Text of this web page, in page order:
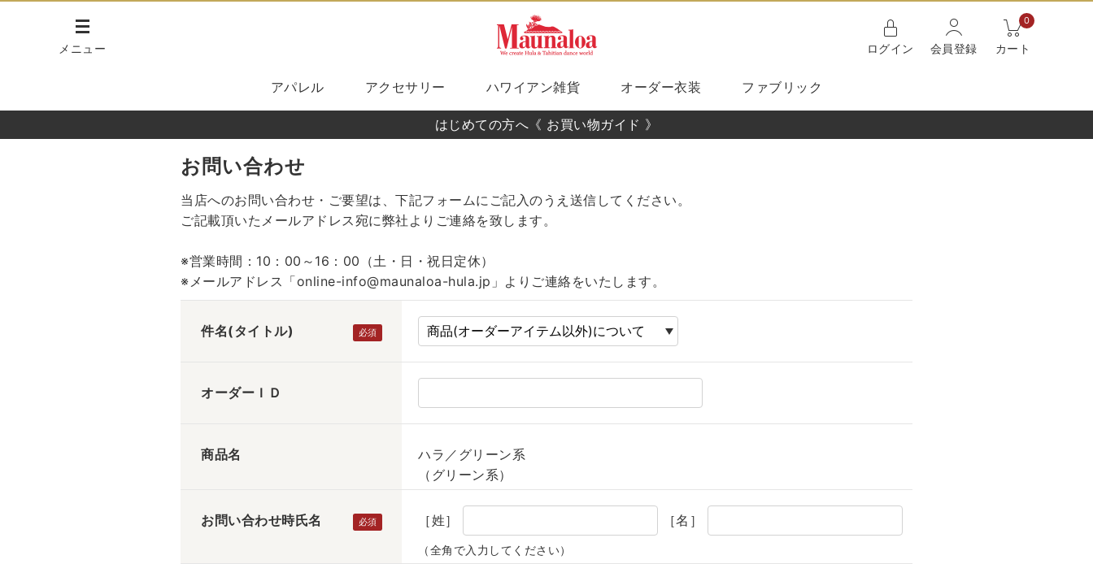
メニュー ログイン 会員登録
0
カート
アパレル アクセサリー ハワイアン雑貨 オーダー衣装 ファブリック
はじめての方へ《 お買い物ガイド 》
お問い合わせ
当店へのお問い合わせ・ご要望は、下記フォームにご記入のうえ送信してください。
ご記載頂いたメールアドレス宛に弊社よりご連絡を致します。
※営業時間：10：00～16：00（土・日・祝日定休）
※メールアドレス「online-info@maunaloa-hula.jp」よりご連絡をいたします。
件名(タイトル)
オーダーＩＤ
商品名
ハラ／グリーン系
（グリーン系）
お問い合わせ時氏名 ［姓］ ［名］
（全角で入力してください）